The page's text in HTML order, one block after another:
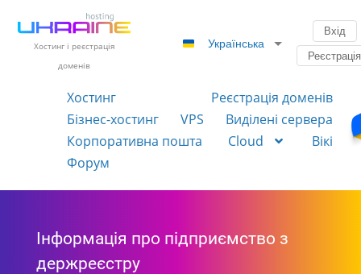
Хостинг і реєстрація
доменів
Українська
Вхід
Реєстрація
Хостинг
Реєстрація доменів
Бізнес-хостинг
VPS
Виділені сервера
Корпоративна пошта
Cloud
Вікі
Форум
Інформація про підприємство з
держреєстру